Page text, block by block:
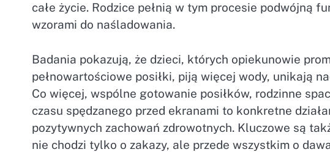
całe życie. Rodzice pełnią w tym procesie podwójną
wzorami do naśladowania.
Badania pokazują, że dzieci, których opiekunowie
pełnowartościowe posiłki, piją więcej wody, unikają
Co więcej, wspólne gotowanie posiłków, rodzinne
czasu spędzanego przed ekranami to konkretne
pozytywnych zachowań zdrowotnych. Kluczowe są
nie chodzi tylko o zakazy, ale przede wszystkim o